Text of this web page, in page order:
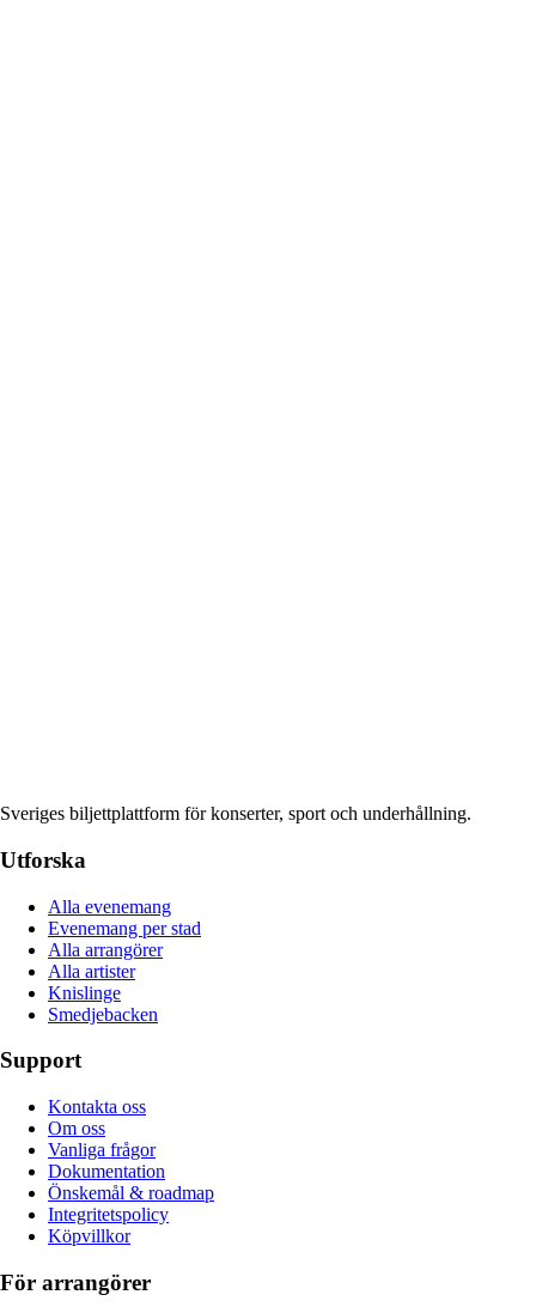
Sveriges biljettplattform för konserter, sport och underhållning.
Utforska
Alla evenemang
Evenemang per stad
Alla arrangörer
Alla artister
Knislinge
Smedjebacken
Support
Kontakta oss
Om oss
Vanliga frågor
Dokumentation
Önskemål & roadmap
Integritetspolicy
Köpvillkor
För arrangörer